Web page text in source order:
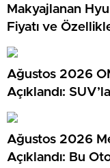
Makyajlanan
Fiyatı ve
Ağustos 2026
Açıklandı:
Ağustos 2026
Açıklandı: Bu